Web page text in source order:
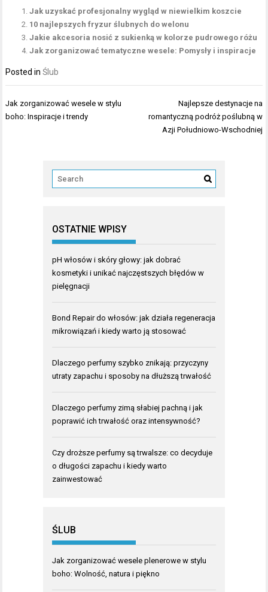
Jak uzyskać profesjonalny wygląd w niewielkim koszcie
10 najlepszych fryzur ślubnych do welonu
Jakie akcesoria nosić z sukienką w kolorze pudrowego różu
Jak zorganizować tematyczne wesele: Pomysły i inspiracje
Posted inŚlub
Nawigacja
wpisu
Jak zorganizować wesele w stylu
boho: Inspiracje i trendy
Najlepsze destynacje na
romantyczną podróż poślubną w
Azji Południowo-Wschodniej
OSTATNIE WPISY
pH włosów i skóry głowy: jak dobrać
kosmetyki i unikać najczęstszych błędów w
pielęgnacji
Bond Repair do włosów: jak działa regeneracja
mikrowiązań i kiedy warto ją stosować
Dlaczego perfumy szybko znikają: przyczyny
utraty zapachu i sposoby na dłuższą trwałość
Dlaczego perfumy zimą słabiej pachną i jak
poprawić ich trwałość oraz intensywność?
Czy droższe perfumy są trwalsze: co decyduje
o długości zapachu i kiedy warto
zainwestować
ŚLUB
Jak zorganizować wesele plenerowe w stylu
boho: Wolność, natura i piękno